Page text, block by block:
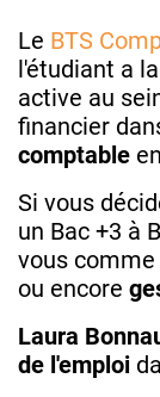
Le BTS
l'étudiant a
active au
financier
comptable
Si vous
un Bac +3 à
vous comme
ou encore
Laura
de l'emploi